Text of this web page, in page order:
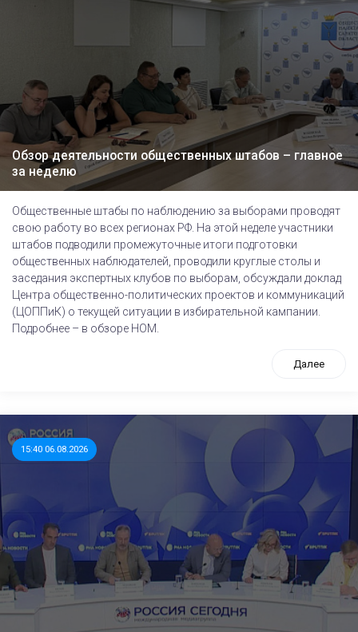
Обзор деятельности общественных штабов – главное
за неделю
Общественные штабы по наблюдению за выборами проводят
свою работу во всех регионах РФ. На этой неделе участники
штабов подводили промежуточные итоги подготовки
общественных наблюдателей, проводили круглые столы и
заседания экспертных клубов по выборам, обсуждали доклад
Центра общественно-политических проектов и коммуникаций
(ЦОППиК) о текущей ситуации в избирательной кампании.
Подробнее – в обзоре НОМ.
Далее
15:40 06.08.2026